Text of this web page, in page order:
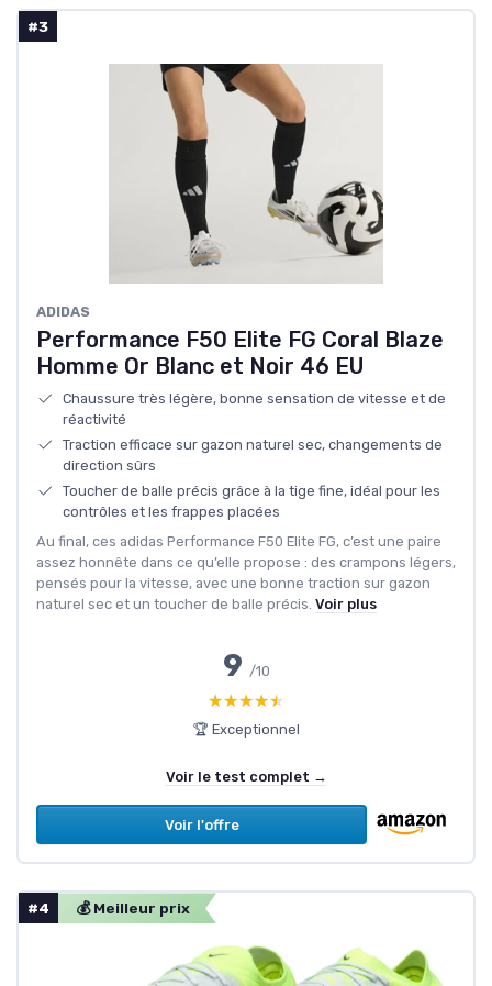
#3
ADIDAS
Performance F50 Elite FG Coral Blaze
Homme Or Blanc et Noir 46 EU
Chaussure très légère, bonne sensation de vitesse et de
réactivité
Traction efficace sur gazon naturel sec, changements de
direction sûrs
Toucher de balle précis grâce à la tige fine, idéal pour les
contrôles et les frappes placées
Au final, ces adidas Performance F50 Elite FG, c’est une paire
assez honnête dans ce qu’elle propose : des crampons légers,
pensés pour la vitesse, avec une bonne traction sur gazon
naturel sec et un toucher de balle précis. Voir plus
9 /10
★★★★★
★★★★★
🏆 Exceptionnel
Voir le test complet →
Voir l'offre
#4 💰 Meilleur prix